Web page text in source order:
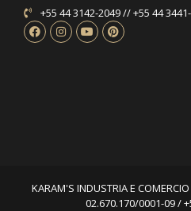
+55 44 3142-2049 // +55 44
KARAM'S INDUSTRIA E
02.670.170/0001-09 /